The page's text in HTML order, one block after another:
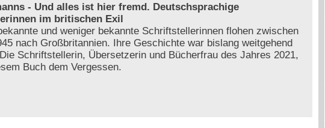
- Und alles ist hier fremd. Deutschsprachige
im britischen Exil
und weniger bekannte Schriftstellerinnen flohen zwischen
nach Großbritannien. Ihre Geschichte war bislang weitgehend
Schriftstellerin, Übersetzerin und Bücherfrau des Jahres 2021,
Buch dem Vergessen.